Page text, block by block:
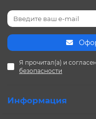
Я прочитал(а) и
безопасности
Информация